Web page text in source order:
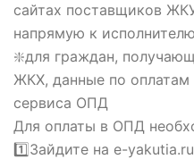
сайтах поставщиков
напрямую к
❇️для граждан,
ЖКХ, данные по
сервиса ОПД
Для оплаты в ОПД
1️⃣Зайдите на e-